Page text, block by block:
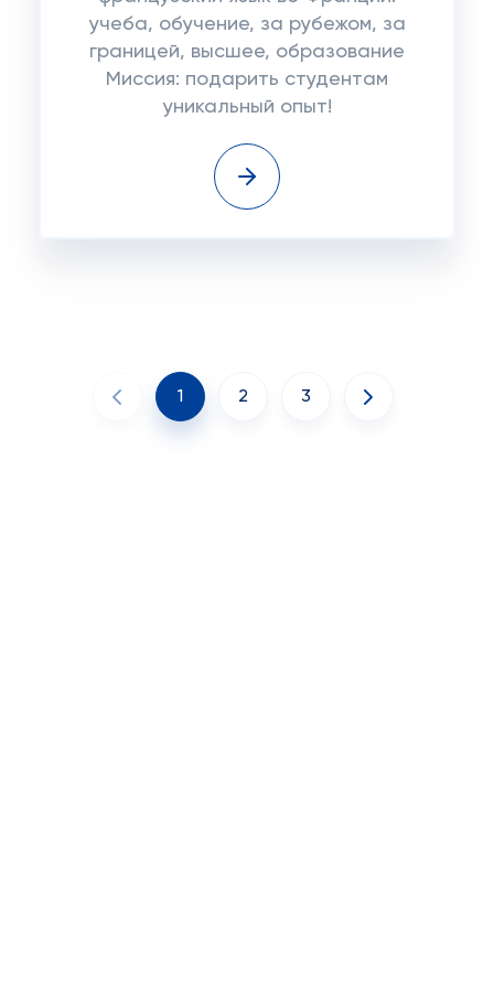
учеба, обучение, за рубежом, за
границей, высшее, образование
Миссия: подарить студентам
уникальный опыт!
1 2 3